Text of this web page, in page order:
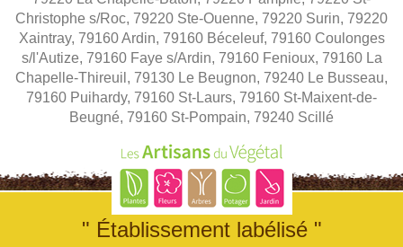
Christophe s/Roc, 79220 Ste-Ouenne, 79220 Surin, 79220
Xaintray, 79160 Ardin, 79160 Béceleuf, 79160 Coulonges
s/l'Autize, 79160 Faye s/Ardin, 79160 Fenioux, 79160 La
Chapelle-Thireuil, 79130 Le Beugnon, 79240 Le Busseau,
79160 Puihardy, 79160 St-Laurs, 79160 St-Maixent-de-
Beugné, 79160 St-Pompain, 79240 Scillé
" Établissement labélisé "